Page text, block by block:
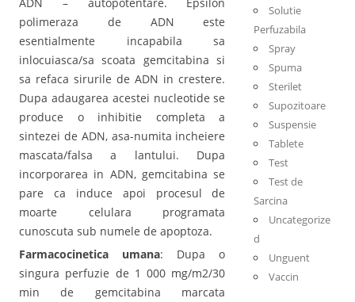
polimeraza de ADN este
esentialmente incapabila sa
inlocuiasca/sa scoata gemcitabina si
sa refaca sirurile de ADN in crestere.
Dupa adaugarea acestei nucleotide se
produce o inhibitie completa a
sintezei de ADN, asa-numita incheiere
mascata/falsa a lantului. Dupa
incorporarea in ADN, gemcitabina se
pare ca induce apoi procesul de
moarte celulara programata
cunoscuta sub numele de apoptoza.
Farmacocinetica umana: Dupa o
singura perfuzie de 1 000 mg/m2/30
min de gemcitabina marcata
Solutie
Perfuzabila
Spray
Spuma
Sterilet
Supozitoare
Suspensie
Tablete
Test
Test de
Sarcina
Uncategorize
d
Unguent
Vaccin